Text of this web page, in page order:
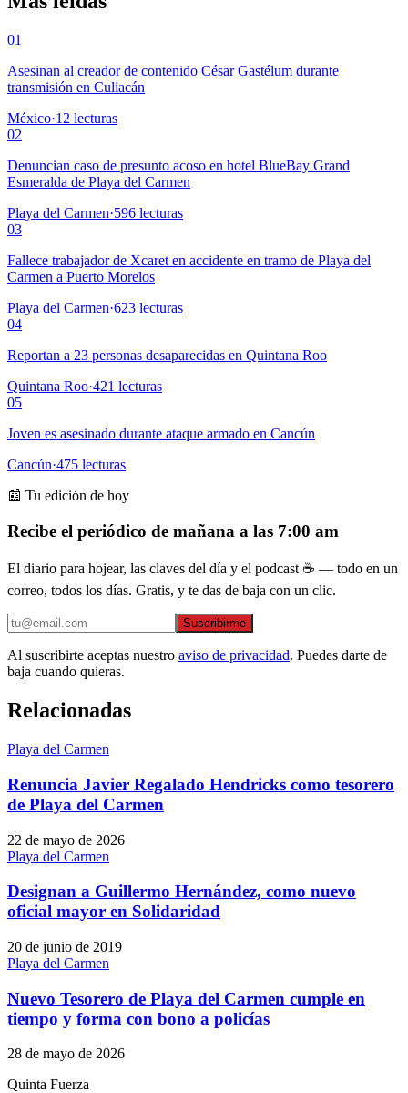
01
Asesinan al creador de contenido César Gastélum durante
transmisión en Culiacán
México·12 lecturas
02
Denuncian caso de presunto acoso en hotel BlueBay Grand
Esmeralda de Playa del Carmen
Playa del Carmen·596 lecturas
03
Fallece trabajador de Xcaret en accidente en tramo de Playa del
Carmen a Puerto Morelos
Playa del Carmen·623 lecturas
04
Reportan a 23 personas desaparecidas en Quintana Roo
Quintana Roo·421 lecturas
05
Joven es asesinado durante ataque armado en Cancún
Cancún·475 lecturas
📰 Tu edición de hoy
Recibe el periódico de mañana a las 7:00 am
El diario para hojear, las claves del día y el podcast ☕ — todo en un
correo, todos los días. Gratis, y te das de baja con un clic.
Suscribirme
Al suscribirte aceptas nuestro aviso de privacidad. Puedes darte de
baja cuando quieras.
Relacionadas
Playa del Carmen
Renuncia Javier Regalado Hendricks como tesorero
de Playa del Carmen
22 de mayo de 2026
Playa del Carmen
Designan a Guillermo Hernández, como nuevo
oficial mayor en Solidaridad
20 de junio de 2019
Playa del Carmen
Nuevo Tesorero de Playa del Carmen cumple en
tiempo y forma con bono a policías
28 de mayo de 2026
Quinta Fuerza